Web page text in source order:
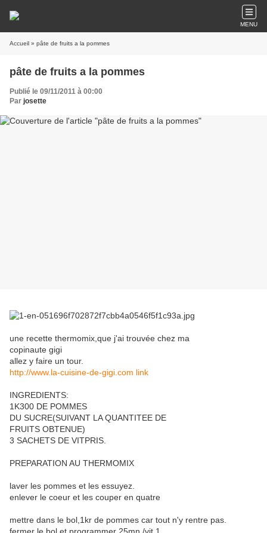
MENU
Accueil » pâte de fruits a la pommes
pâte de fruits a la pommes
Publié le 09/11/2011 à 00:00
Par josette
une recette thermomix,que j'ai trouvée chez ma
copinaute gigi
allez y faire un tour.
http://www.la-cuisine-de-gigi.com link
INGREDIENTS:
1K300 DE POMMES
DU SUCRE(SUIVANT LA QUANTITEE DE
FRUITS OBTENUE)
3 SACHETS DE VITPRIS.
PREPARATION AU THERMOMIX
laver les pommes et les essuyez.
enlever le coeur et les couper en quatre
mettre dans le bol,1kr de pommes car tout n'y rentre pas.